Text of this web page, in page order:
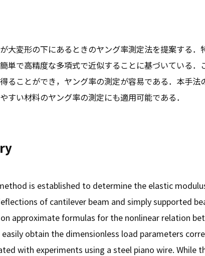
大変形の下にあるときのヤング率測定法を提案する
単で高精度な多項式で近似することに基づいている
ることができ，ヤング率の測定が容易である．本手
すい材料のヤング率の測定にも適用可能である．
is established to determine the elastic
of cantilever beam and simply supported
approximate formulas for the nonlinear relation
obtain the dimensionless load parameters
with experiments using a steel piano wire.